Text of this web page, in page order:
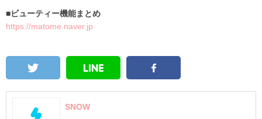
■ビューティー機能まとめ
https://matome.naver.jp
SNOW